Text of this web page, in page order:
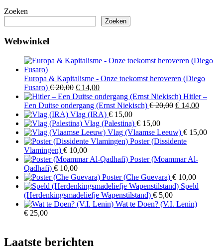
Zoeken
Zoeken
Webwinkel
Europa & Kapitalisme - Onze toekomst heroveren (Diego
Fusaro) €20,00 Oorspronkelijke
prijs
was:
€ 20,00.
€ 14,00Huidige
prijs
is:
€ 14,00.
Hitler –
Een Duitse ondergang (Ernst Niekisch) €20,00
€ 20,00.
€ 14,00
€
Vlag (IRA) € 15,00
Vlag (Palestina) € 15,00
Vlag (Vlaamse Leeuw) € 15,00
Poster (Dissidente
Vlamingen) € 10,00
Poster (Moammar Al-
Qadhafi) € 10,00
Poster (Che Guevara) € 10,00
Speld
(Herdenkingsmadeliefje Wapenstilstand) € 5,00
Wat te Doen? (V.I. Lenin)
€ 25,00
Laatste berichten